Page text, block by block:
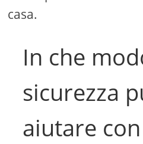
casa.
In che
sicurezza
aiutare